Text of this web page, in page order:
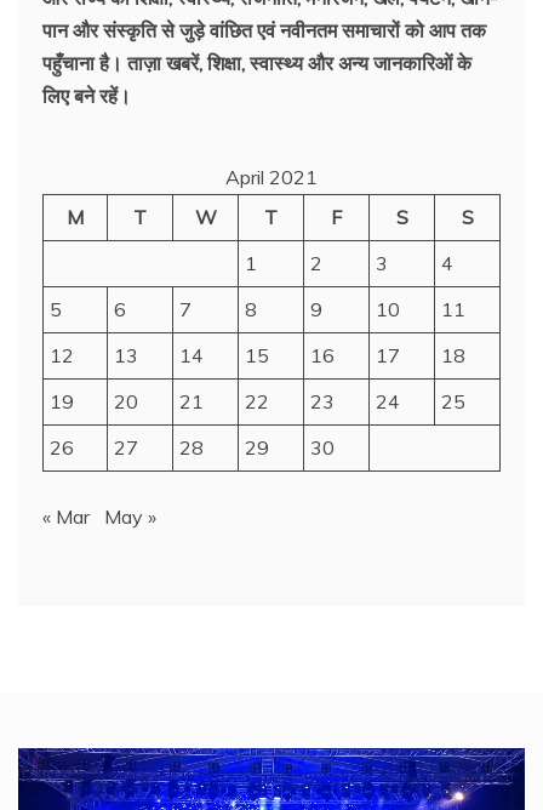
पान और संस्कृति से जुड़े वांछित एवं नवीनतम समाचारों को आप तक
पहुँचाना है। ताज़ा खबरें, शिक्षा, स्वास्थ्य और अन्य जानकारिओं के
लिए बने रहें।
April 2021
M
T W T F S
S
1
2 3
4
5
6 7 8 9 10
11
12
13 14 15 16 17
18
19
20 21 22 23 24
25
26
27 28 29 30
« Mar May »
Video
Player